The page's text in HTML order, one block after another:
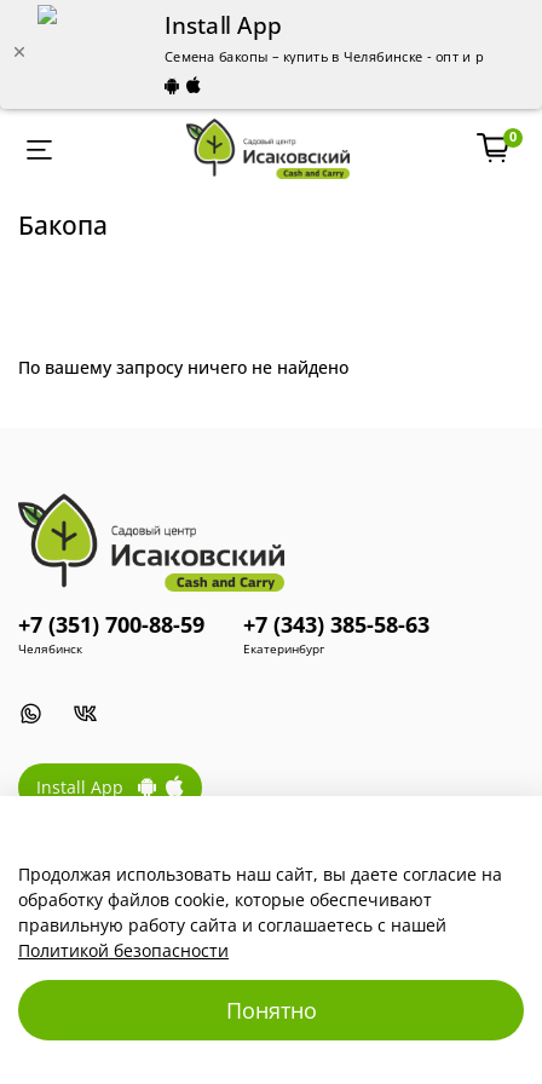
Install App
Семена бакопы – купить в Челябинске - опт и розница
0
Бакопа
По вашему запросу ничего не найдено
Наша компания
Для покупателей
Install App
+7 (351) 700-88-59
Челябинск
+7 (343) 385-58-63
Екатеринбург
Продолжая использовать наш сайт, вы даете согласие на
обработку файлов cookie, которые обеспечивают
правильную работу сайта и соглашаетесь с нашей
Политикой безопасности
Понятно